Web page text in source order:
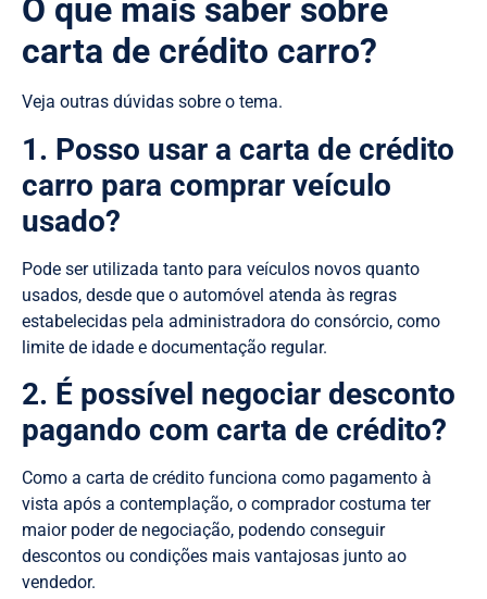
O que mais saber sobre
carta de crédito carro?
Veja outras dúvidas sobre o tema.
1. Posso usar a carta de crédito
carro para comprar veículo
usado?
Pode ser utilizada tanto para veículos novos quanto
usados, desde que o automóvel atenda às regras
estabelecidas pela administradora do consórcio, como
limite de idade e documentação regular.
2. É possível negociar desconto
pagando com carta de crédito?
Como a carta de crédito funciona como pagamento à
vista após a contemplação, o comprador costuma ter
maior poder de negociação, podendo conseguir
descontos ou condições mais vantajosas junto ao
vendedor.